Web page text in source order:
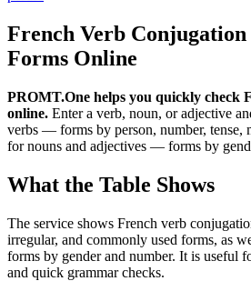
French Verb Conjugation
Forms Online
PROMT.One helps you quickly check
online. Enter a verb, noun, or adjective
verbs — forms by person, number, tense,
for nouns and adjectives — forms by
What the Table Shows
The service shows French verb
irregular, and commonly used forms, as
forms by gender and number. It is useful
and quick grammar checks.